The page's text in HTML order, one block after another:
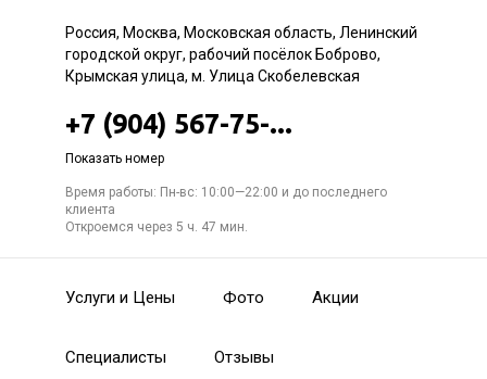
Россия, Москва, Московская область, Ленинский
городской округ, рабочий посёлок Боброво,
Крымская улица, м. Улица Скобелевская
+7 (904) 567-75-...
Показать номер
Время работы: Пн-вс: 10:00—22:00 и до последнего
клиента
Откроемся через 5 ч. 47 мин.
Услуги и Цены Фото Акции
Специалисты Отзывы